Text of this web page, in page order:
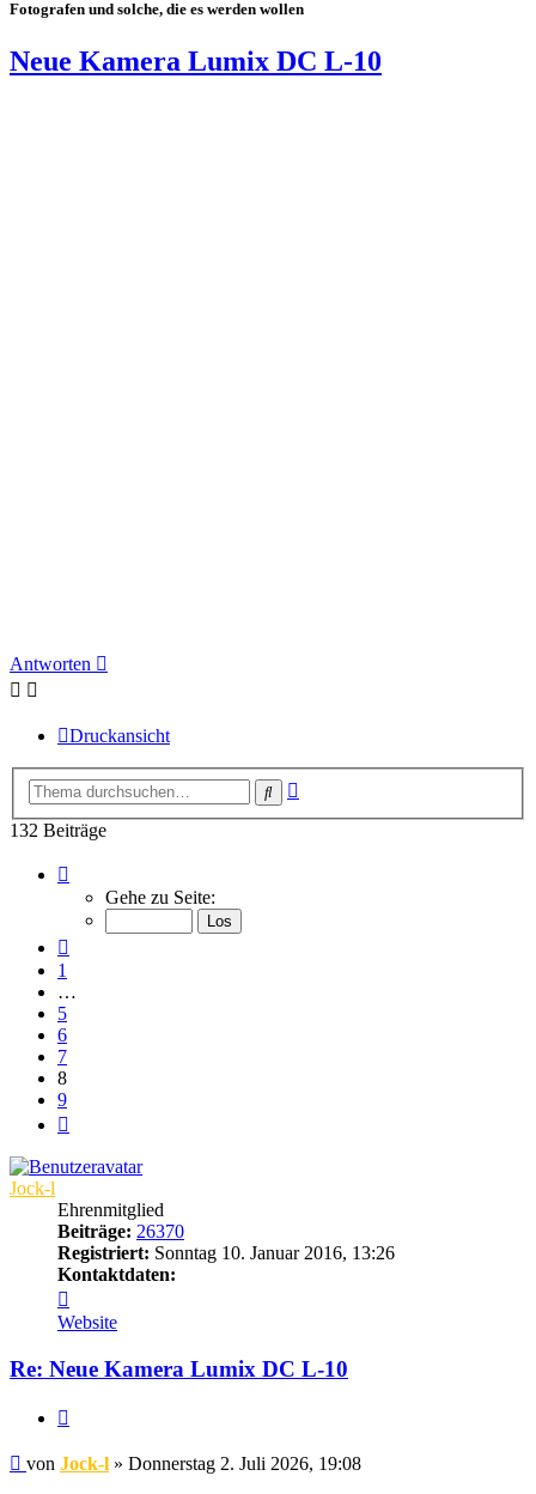
Fotografen und solche, die es werden wollen
Neue Kamera Lumix DC L-10
Antworten
Druckansicht
Suche
132 Beiträge
von
Gehe zu Seite:
1
…
5
6
7
8
9
Jock-l
Ehrenmitglied
Beiträge: 26370
Registriert: Sonntag 10. Januar 2016, 13:26
Kontaktdaten:
von
Jock-
Website
Re: Neue Kamera Lumix DC L-10
Beitrag
von Jock-l » Donnerstag 2. Juli 2026, 19:08